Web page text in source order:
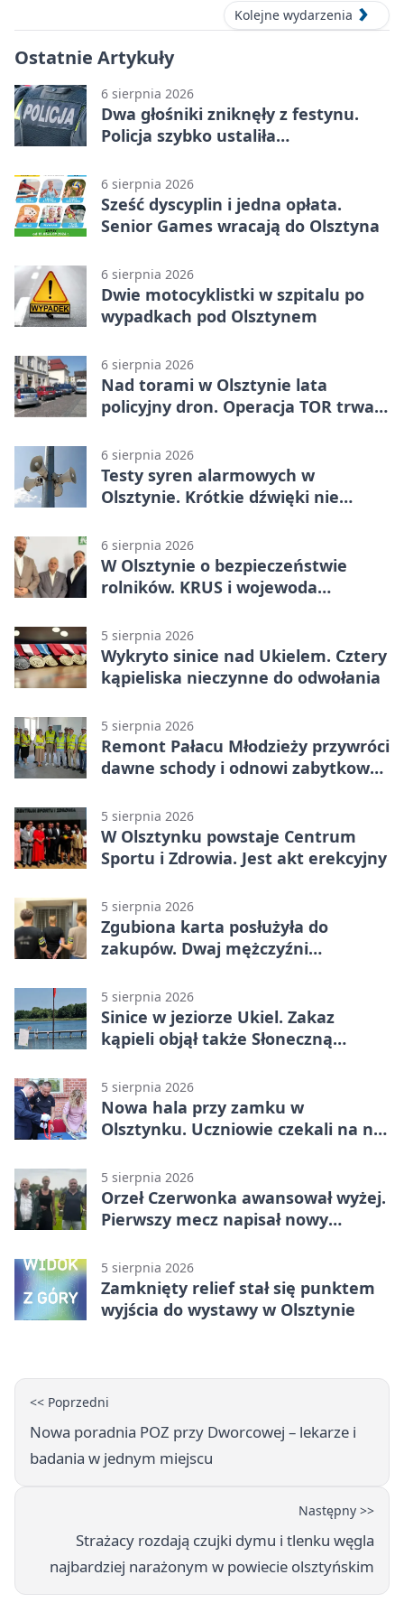
Kolejne wydarzenia
Ostatnie Artykuły
6 sierpnia 2026
Dwa głośniki zniknęły z festynu.
Policja szybko ustaliła
6 sierpnia 2026
Sześć dyscyplin i jedna opłata.
Senior Games wracają do Olsztyna
6 sierpnia 2026
Dwie motocyklistki w szpitalu po
wypadkach pod Olsztynem
6 sierpnia 2026
Nad torami w Olsztynie lata
policyjny dron. Operacja TOR trwa
6 sierpnia 2026
Testy syren alarmowych w
Olsztynie. Krótkie dźwięki nie
6 sierpnia 2026
W Olsztynie o bezpieczeństwie
rolników. KRUS i wojewoda
5 sierpnia 2026
Wykryto sinice nad Ukielem. Cztery
kąpieliska nieczynne do odwołania
5 sierpnia 2026
Remont Pałacu Młodzieży przywróci
dawne schody i odnowi zabytkowy
5 sierpnia 2026
W Olsztynku powstaje Centrum
Sportu i Zdrowia. Jest akt erekcyjny
5 sierpnia 2026
Zgubiona karta posłużyła do
zakupów. Dwaj mężczyźni
5 sierpnia 2026
Sinice w jeziorze Ukiel. Zakaz
kąpieli objął także Słoneczną
5 sierpnia 2026
Nowa hala przy zamku w
Olsztynku. Uczniowie czekali na nią
5 sierpnia 2026
Orzeł Czerwonka awansował wyżej.
Pierwszy mecz napisał nowy
5 sierpnia 2026
Zamknięty relief stał się punktem
wyjścia do wystawy w Olsztynie
<< Poprzedni
Nowa poradnia POZ przy Dworcowej – lekarze i
badania w jednym miejscu
Następny >>
Strażacy rozdają czujki dymu i tlenku węgla
najbardziej narażonym w powiecie olsztyńskim